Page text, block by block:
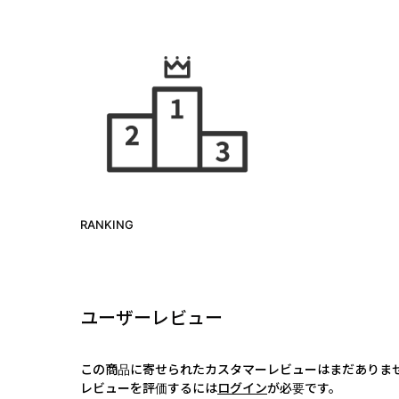
RANKING
ユーザーレビュー
この商品に寄せられたカスタマーレビューはまだありま
レビューを評価するにはログインが必要です。